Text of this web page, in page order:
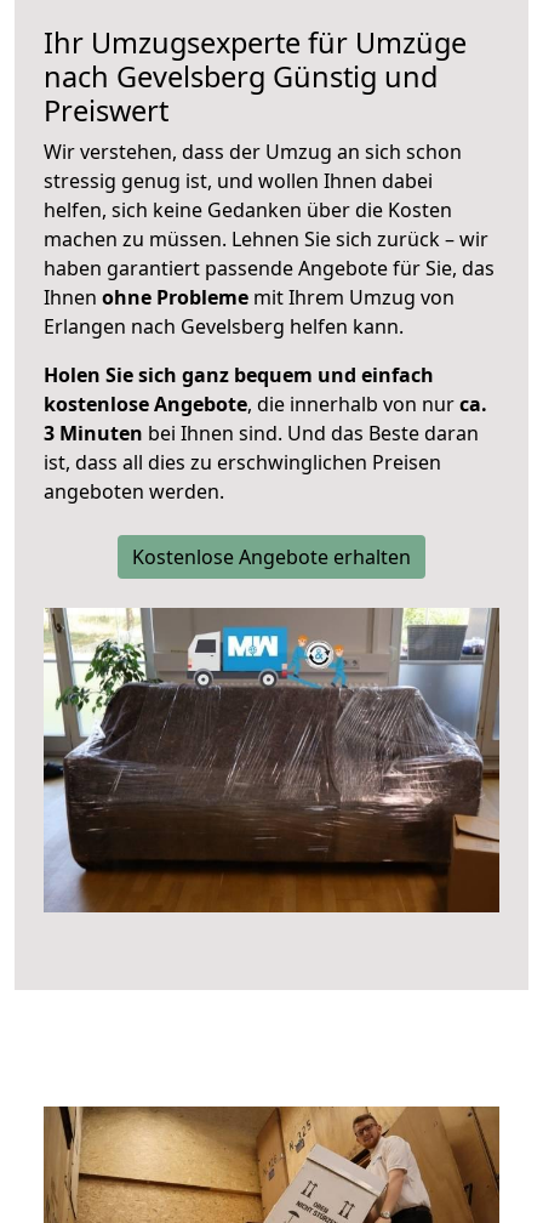
Ihr Umzugsexperte für Umzüge
nach Gevelsberg Günstig und
Preiswert
Wir verstehen, dass der Umzug an sich schon
stressig genug ist, und wollen Ihnen dabei
helfen, sich keine Gedanken über die Kosten
machen zu müssen. Lehnen Sie sich zurück – wir
haben garantiert passende Angebote für Sie, das
Ihnen ohne Probleme mit Ihrem Umzug von
Erlangen nach Gevelsberg helfen kann.
Holen Sie sich ganz bequem und einfach
kostenlose Angebote, die innerhalb von nurca.
3 Minuten bei Ihnen sind. Und das Beste daran
ist, dass all dies zu erschwinglichen Preisen
angeboten werden.
Kostenlose Angebote erhalten